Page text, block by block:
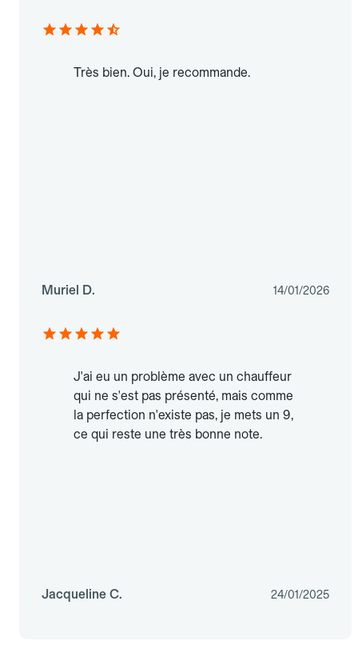
Très bien. Oui, je recommande.
Muriel D. 14/01/2026
J'ai eu un problème avec un chauffeur
qui ne s'est pas présenté, mais comme
la perfection n'existe pas, je mets un 9,
ce qui reste une très bonne note.
Jacqueline C. 24/01/2025